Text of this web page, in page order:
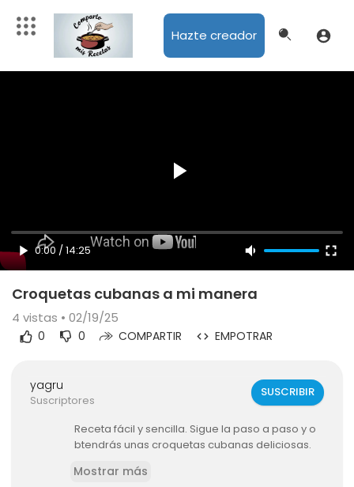
Hazte creador
0:00 /14:25
Croquetas cubanas a mi manera
4 vistas • 02/19/25
0 0 COMPARTIR EMPOTRAR
yagru
Suscriptores
SUSCRIBIR
Receta fácil y sencilla. Sigue la paso a paso y o
btendrás unas croquetas cubanas deliciosas.
Mostrar más